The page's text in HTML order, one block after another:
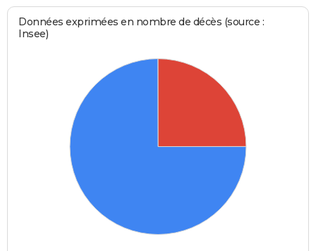
Données exprimées en nombre de décès (source :
Insee)